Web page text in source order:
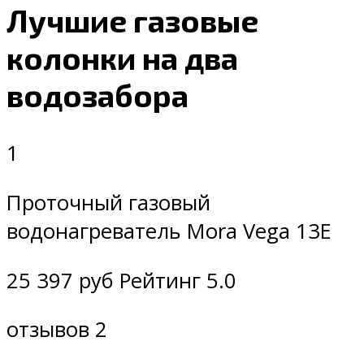
Лучшие газовые
колонки на два
водозабора
1
Проточный газовый
водонагреватель Mora Vega 13E
25 397 руб Рейтинг 5.0
отзывов 2